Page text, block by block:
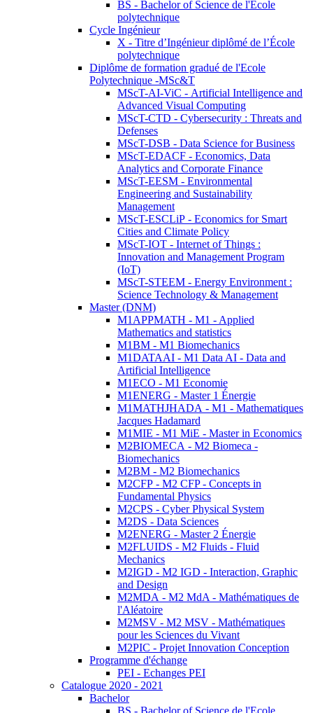
BS - Bachelor of Science de l'Ecole
polytechnique
Cycle Ingénieur
X - Titre d’Ingénieur diplômé de l’École
polytechnique
Diplôme de formation gradué de l'Ecole
Polytechnique -MSc&T
MScT-AI-ViC - Artificial Intelligence and
Advanced Visual Computing
MScT-CTD - Cybersecurity : Threats and
Defenses
MScT-DSB - Data Science for Business
MScT-EDACF - Economics, Data
Analytics and Corporate Finance
MScT-EESM - Environmental
Engineering and Sustainability
Management
MScT-ESCLiP - Economics for Smart
Cities and Climate Policy
MScT-IOT - Internet of Things :
Innovation and Management Program
(IoT)
MScT-STEEM - Energy Environment :
Science Technology & Management
Master (DNM)
M1APPMATH - M1 - Applied
Mathematics and statistics
M1BM - M1 Biomechanics
M1DATAAI - M1 Data AI - Data and
Artificial Intelligence
M1ECO - M1 Economie
M1ENERG - Master 1 Énergie
M1MATHJHADA - M1 - Mathematiques
Jacques Hadamard
M1MIE - M1 MiE - Master in Economics
M2BIOMECA - M2 Biomeca -
Biomechanics
M2BM - M2 Biomechanics
M2CFP - M2 CFP - Concepts in
Fundamental Physics
M2CPS - Cyber Physical System
M2DS - Data Sciences
M2ENERG - Master 2 Énergie
M2FLUIDS - M2 Fluids - Fluid
Mechanics
M2IGD - M2 IGD - Interaction, Graphic
and Design
M2MDA - M2 MdA - Mathématiques de
l'Aléatoire
M2MSV - M2 MSV - Mathématiques
pour les Sciences du Vivant
M2PIC - Projet Innovation Conception
Programme d'échange
PEI - Echanges PEI
Catalogue 2020 - 2021
Bachelor
BS - Bachelor of Science de l'Ecole